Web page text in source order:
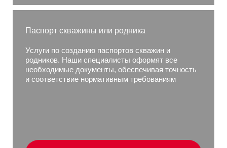
Паспорт скважины или родника
Услуги по созданию паспортов скважин и
родников. Наши специалисты оформят все
необходимые документы, обеспечивая точность
и соответствие нормативным требованиям